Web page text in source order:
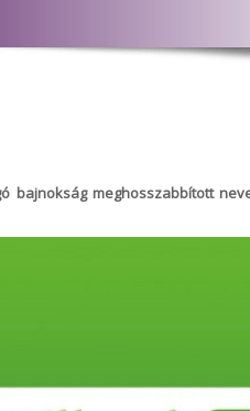
bajnokság meghosszabbított